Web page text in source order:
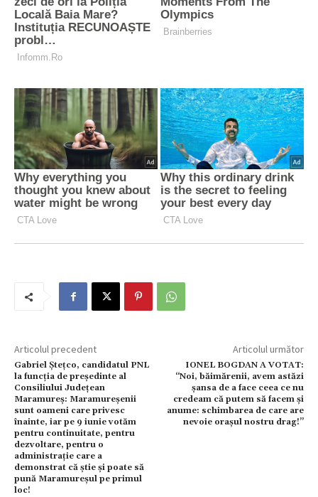
Articolul precedent
Gabriel Ștețco, candidatul PNL
la funcția de președinte al
Consiliului Județean
Maramureș: Maramureșenii
sunt oameni care privesc
înainte, iar pe 9 iunie votăm
pentru continuitate, pentru
dezvoltare, pentru o
administrație care a
demonstrat că știe și poate să
pună Maramureșul pe primul
loc!
Articolul următor
IONEL BOGDAN A VOTAT:
“Noi, băimărenii, avem astăzi
șansa de a face ceea ce nu
credeam că putem să facem și
anume: schimbarea de care are
nevoie orașul nostru drag!”